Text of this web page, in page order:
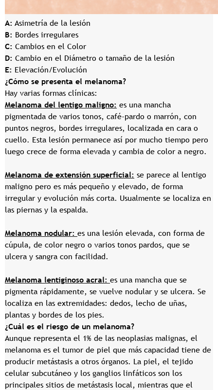
A: Asimetría de la lesión
B: Bordes irregulares
C: Cambios en el Color
D: Cambio en el Diámetro o tamaño de la lesión
E: Elevación/Evolución
¿Cómo se presenta el melanoma?
Hay varias formas clínicas:
Melanoma del lentigo maligno: es una mancha
pigmentada de varios tonos, café-pardo o marrón, con
puntos negros, bordes irregulares, localizada en cara o
cuello. Esta lesión permanece así por mucho tiempo pero
luego crece de forma elevada y cambia de color a negro.
Melanoma de extensión superficial: se parece al lentigo
maligno pero es más pequeño y elevado, de forma
irregular y evolución más corta. Usualmente se localiza en
las piernas y la espalda.
Melanoma nodular: es una lesión elevada, con forma de
cúpula, de color negro o varios tonos pardos, que se
ulcera y sangra con facilidad.
Melanoma lentiginoso acral: es una mancha que se
pigmenta rápidamente, se vuelve nodular y se ulcera. Se
localiza en las extremidades: dedos, lecho de uñas,
plantas y bordes de los pies.
¿Cuál es el riesgo de un melanoma?
Aunque representa el 1% de las neoplasias malignas, el
melanoma es el tumor de piel que más capacidad tiene de
producir metástasis a otros órganos. La piel, el tejido
celular subcutáneo y los ganglios linfáticos son los
principales sitios de metástasis local, mientras que el